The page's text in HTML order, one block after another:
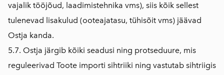
vajalik tööjõud, laadimistehnika vms), siis kõik sellest
tulenevad lisakulud (ooteajatasu, tühisõit vms) jäävad
Ostja kanda.
5.7. Ostja järgib kõiki seadusi ning protseduure, mis
reguleerivad Toote importi sihtriiki ning vastutab sihtriigis